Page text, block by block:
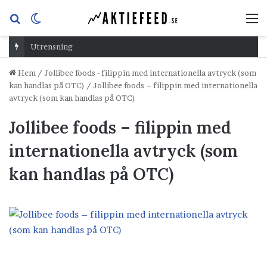
Sök
efterskin
Utrensning
Hem / Jollibee foods - filippin med internationella avtryck (som
kan handlas på OTC) / Jollibee foods – filippin med internationella
avtryck (som kan handlas på OTC)
Jollibee foods – filippin med
internationella avtryck (som
kan handlas på OTC)